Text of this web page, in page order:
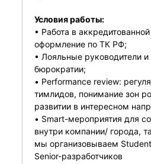
Условия работы:
• Работа в
оформление по ТК РФ;
• Лояльные руководители и
бюрократии;
• Performance review:
тимлидов, понимание зон
развитии в интересном
• Smart-мероприятия для
внутри компании/ города,
мы организовываем
Senior-разработчиков